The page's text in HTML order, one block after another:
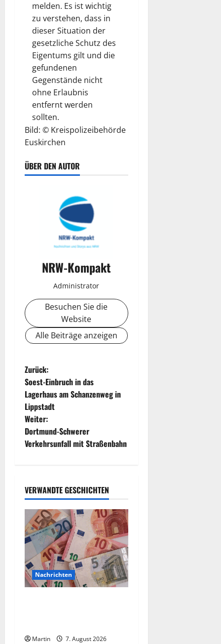
melden. Es ist wichtig
zu verstehen, dass in
dieser Situation der
gesetzliche Schutz des
Eigentums gilt und die
gefundenen
Gegenstände nicht
ohne Erlaubnis
entfernt werden
sollten.
Bild: © Kreispolizeibehörde
Euskirchen
ÜBER DEN AUTOR
NRW-Kompakt
Administrator
Besuchen Sie die
Website
Alle Beiträge anzeigen
B
e
i
t
g
s
n
a
v
Zurück:
Soest-Einbruch in das
Lagerhaus am Schanzenweg in
Lippstadt
Weiter:
Dortmund-Schwerer
Verkehrsunfall mit Straßenbahn
VERWANDTE GESCHICHTEN
Nachrichten
Martin 7. August 2026